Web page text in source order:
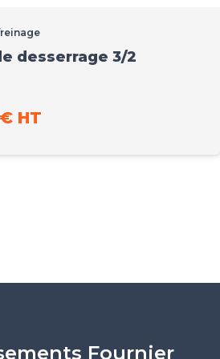
desserrage 3/2
HT
Fournier